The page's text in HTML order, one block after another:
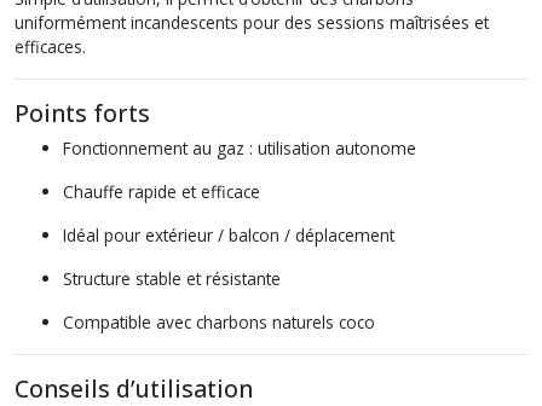
uniformément incandescents pour des sessions maîtrisées et
efficaces.
Points forts
Fonctionnement au gaz : utilisation autonome
Chauffe rapide et efficace
Idéal pour extérieur / balcon / déplacement
Structure stable et résistante
Compatible avec charbons naturels coco
Conseils d’utilisation